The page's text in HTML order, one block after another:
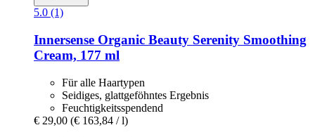
5.0 (1)
Innersense Organic Beauty Serenity Smoothing
Cream, 177 ml
Für alle Haartypen
Seidiges, glattgeföhntes Ergebnis
Feuchtigkeitsspendend
€ 29,00 (€ 163,84 / l)